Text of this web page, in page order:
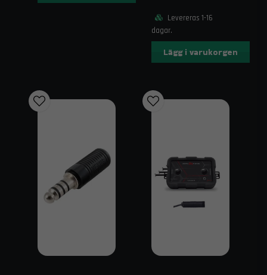
Levereras 1-16
dagar.
Lägg i varukorgen